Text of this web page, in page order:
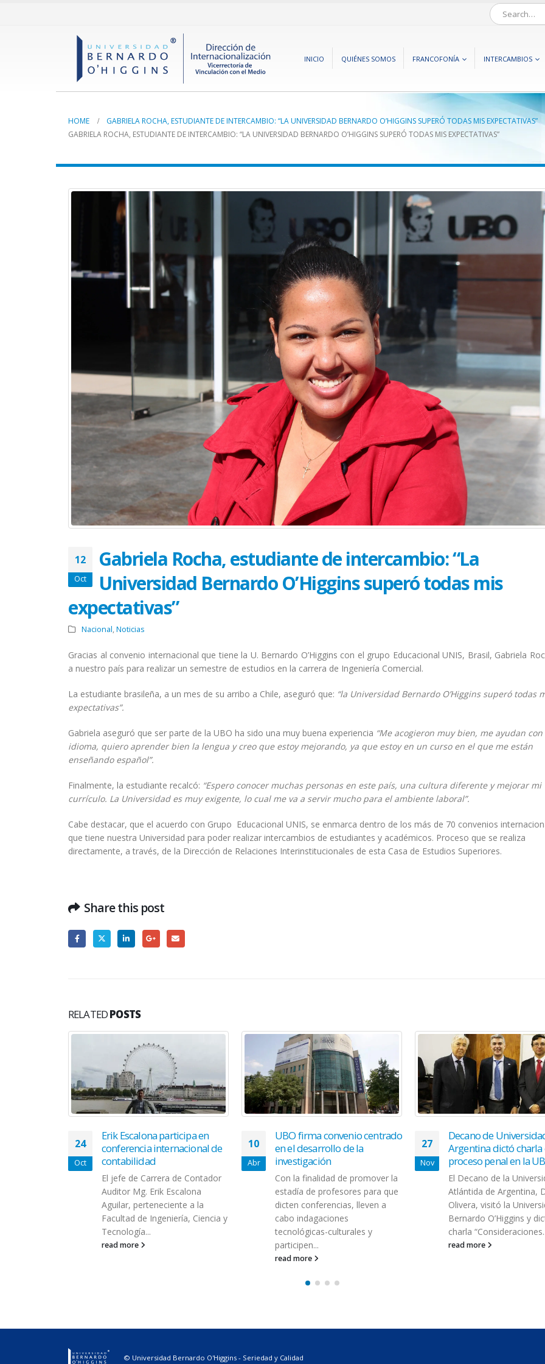
INICIO QUIÉNES SOMOS FRANCOFONÍA INTERCAMBIOS
HOME
GABRIELA ROCHA, ESTUDIANTE DE INTERCAMBIO: “LA UNIVERSIDAD BERNARDO O’HIGGINS SUPERÓ TODAS MIS EXPECTATIVAS”
GABRIELA ROCHA, ESTUDIANTE DE INTERCAMBIO: “LA UNIVERSIDAD BERNARDO O’HIGGINS SUPERÓ TODAS MIS EXPECTATIVAS”
12
Oct
Gabriela Rocha, estudiante de intercambio: “La
Universidad Bernardo O’Higgins superó todas mis
expectativas”
Nacional,Noticias
Gracias al convenio internacional que tiene la U. Bernardo O’Higgins con el grupo Educacional UNIS, Brasil, Gabriela
a nuestro país para realizar un semestre de estudios en la carrera de Ingeniería Comercial.
La estudiante brasileña, a un mes de su arribo a Chile, aseguró que: “la Universidad Bernardo O’Higgins superó todas
expectativas”.
Gabriela aseguró que ser parte de la UBO ha sido una muy buena experiencia “Me acogieron muy bien, me ayudan con
idioma, quiero aprender bien la lengua y creo que estoy mejorando, ya que estoy en un curso en el que me están
enseñando español”.
Finalmente, la estudiante recalcó: “Espero conocer muchas personas en este país, una cultura diferente y mejorar mi
currículo. La Universidad es muy exigente, lo cual me va a servir mucho para el ambiente laboral”.
Cabe destacar, que el acuerdo con Grupo Educacional UNIS, se enmarca dentro de los más de 70 convenios
que tiene nuestra Universidad para poder realizar intercambios de estudiantes y académicos. Proceso que se realiza
directamente, a través, de la Dirección de Relaciones Interinstitucionales de esta Casa de Estudios Superiores.
Share this post
RELATEDPOSTS
24
Oct
Erik Escalona participa en
conferencia internacional de
contabilidad
El jefe de Carrera de Contador
Auditor Mg. Erik Escalona
Aguilar, perteneciente a la
Facultad de Ingeniería, Ciencia y
Tecnología...
read more
10
Abr
UBO firma convenio centrado
en el desarrollo de la
investigación
Con la finalidad de promover la
estadía de profesores para que
dicten conferencias, lleven a
cabo indagaciones
tecnológicas-culturales y
participen...
read more
27
Nov
Decano de
Argentina dictó charla
proceso penal en la
El Decano de la
Atlántida de Argentina,
Olivera, visitó la
Bernardo O’Higgins y
charla
read more
© Universidad Bernardo O'Higgins - Seriedad y Calidad